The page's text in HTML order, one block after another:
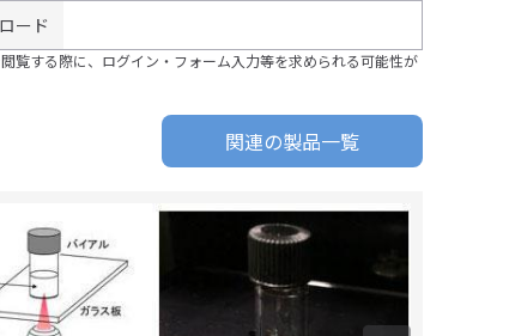
ード
覧する際に、ログイン・フォーム入力等を求められる可能性が
関連の製品一覧